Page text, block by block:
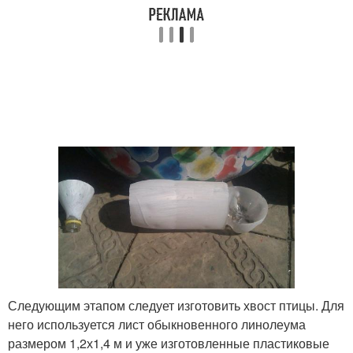
Следующим этапом следует изготовить хвост птицы. Для
него используется лист обыкновенного линолеума
размером 1,2х1,4 м и уже изготовленные пластиковые